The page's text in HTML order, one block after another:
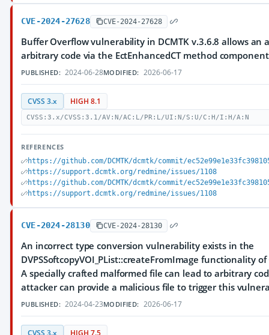
CVE-2024-27628 CVE-2024-27628
Buffer Overflow vulnerability in DCMTK v.3.6.8 allows an
arbitrary code via the EctEnhancedCT method
PUBLISHED: 2024-06-28MODIFIED: 2026-06-17
CVSS 3.x HIGH 8.1
CVSS:3.x/CVSS:3.1/AV:N/AC:L/PR:L/UI:N/S:U/C:H/I:H/A:N
REFERENCES
https://github.com/DCMTK/dcmtk/commit/
https://support.dcmtk.org/redmine/issues/1108
https://github.com/DCMTK/dcmtk/commit/
https://support.dcmtk.org/redmine/issues/1108
CVE-2024-28130 CVE-2024-28130
An incorrect type conversion vulnerability exists in the
DVPSSoftcopyVOI_PList::createFromImage functionality of
A specially crafted malformed file can lead to arbitrary
attacker can provide a malicious file to trigger this
PUBLISHED: 2024-04-23MODIFIED: 2026-06-17
CVSS 3.x HIGH 7.5